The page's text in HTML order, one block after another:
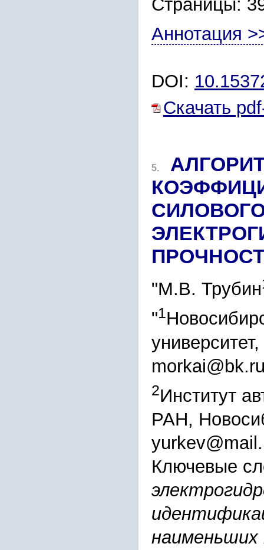
Страницы:
Аннотация
DOI:
Скачать
5.
"М.В. Трубин
"1
2Институт
РАН,
Ключевые
наименьших